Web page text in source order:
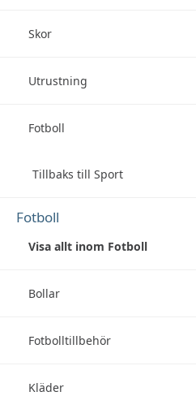
Skor
Utrustning
Fotboll
Tillbaks till Sport
Fotboll
Visa allt inom Fotboll
Bollar
Fotbolltillbehör
Kläder